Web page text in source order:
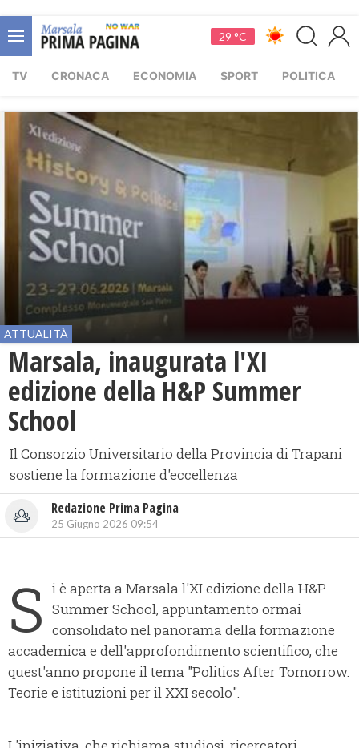
29 °C
TV CRONACA ECONOMIA SPORT POLITICA
ATTUALITÀ
Marsala, inaugurata l'XI
edizione della H&P Summer
School
Il Consorzio Universitario della Provincia di Trapani
sostiene la formazione d'eccellenza
Redazione Prima Pagina
25 Giugno 2026 09:54
S i è aperta a Marsala l'XI edizione della H&P
Summer School, appuntamento ormai
consolidato nel panorama della formazione
accademica e dell'approfondimento scientifico, che
quest'anno propone il tema "Politics After Tomorrow.
Teorie e istituzioni per il XXI secolo".